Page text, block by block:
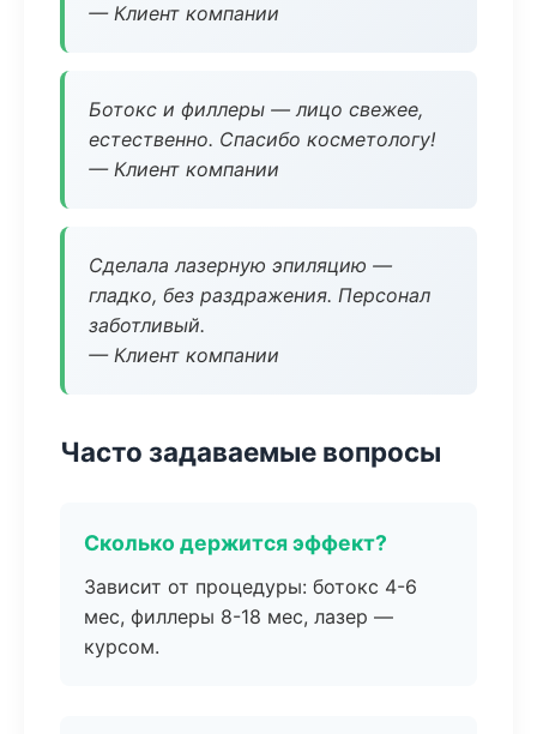
— Клиент компании
Ботокс и филлеры — лицо свежее,
естественно. Спасибо косметологу!
— Клиент компании
Сделала лазерную эпиляцию —
гладко, без раздражения. Персонал
заботливый.
— Клиент компании
Часто задаваемые вопросы
Сколько держится эффект?
Зависит от процедуры: ботокс 4-6
мес, филлеры 8-18 мес, лазер —
курсом.